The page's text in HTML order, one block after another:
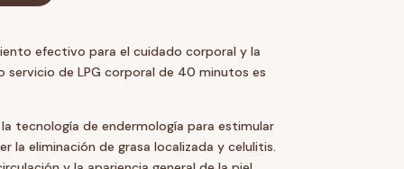
efectivo para el cuidado corporal y la
servicio de LPG corporal de 40 minutos es
tecnología de endermología para estimular
la eliminación de grasa localizada y celulitis.